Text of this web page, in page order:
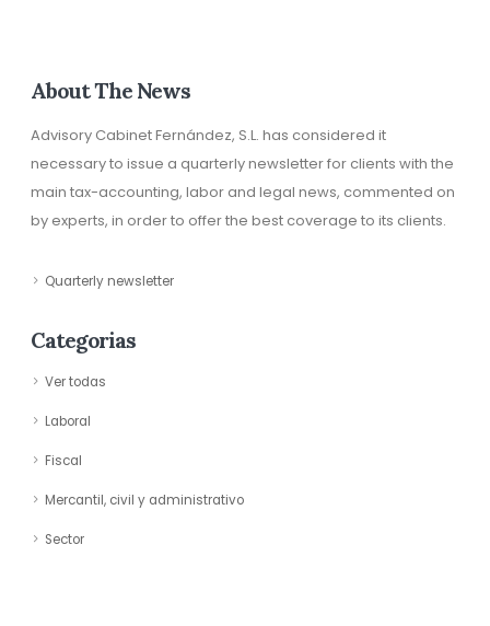
About The News
Advisory Cabinet Fernández, S.L. has considered it
necessary to issue a quarterly newsletter for clients with the
main tax-accounting, labor and legal news, commented on
by experts, in order to offer the best coverage to its clients.
Quarterly newsletter
Categorias
Ver todas
Laboral
Fiscal
Mercantil, civil y administrativo
Sector